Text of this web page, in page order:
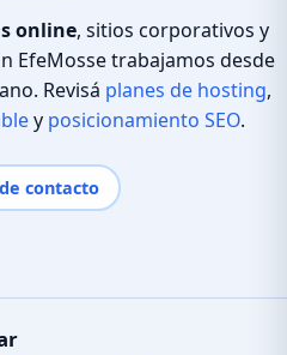
online, sitios corporativos y
EfeMosse trabajamos desde
Revisá planes de hosting,
y posicionamiento SEO.
contacto